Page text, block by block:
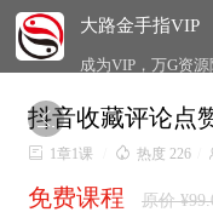
大路金手指VIP
成为VIP，万G资源

抖音收藏评论点
 1章1课  热度 226
免费课程 原价